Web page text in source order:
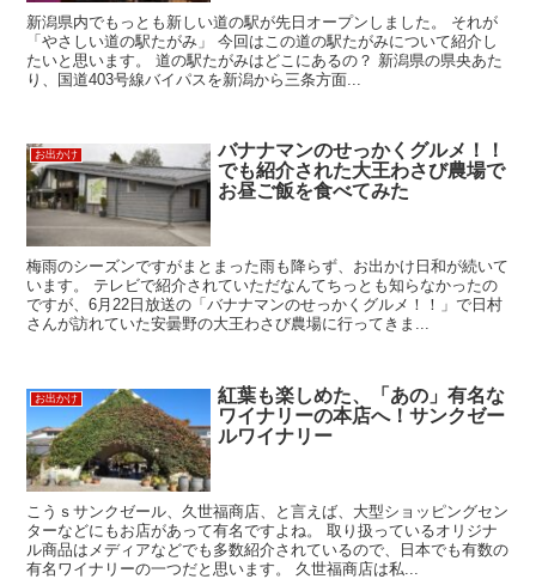
新潟県内でもっとも新しい道の駅が先日オープンしました。 それが
「やさしい道の駅たがみ」 今回はこの道の駅たがみについて紹介し
たいと思います。 道の駅たがみはどこにあるの？ 新潟県の県央あた
り、国道403号線バイパスを新潟から三条方面...
お出かけ
バナナマンのせっかくグルメ！！
でも紹介された大王わさび農場で
お昼ご飯を食べてみた
梅雨のシーズンですがまとまった雨も降らず、お出かけ日和が続いて
います。 テレビで紹介されていただなんてちっとも知らなかったの
ですが、6月22日放送の「バナナマンのせっかくグルメ！！」で日村
さんが訪れていた安曇野の大王わさび農場に行ってきま...
お出かけ
紅葉も楽しめた、「あの」有名な
ワイナリーの本店へ！サンクゼー
ルワイナリー
こうｓサンクゼール、久世福商店、と言えば、大型ショッピングセン
ターなどにもお店があって有名ですよね。 取り扱っているオリジナ
ル商品はメディアなどでも多数紹介されているので、日本でも有数の
有名ワイナリーの一つだと思います。 久世福商店は私...